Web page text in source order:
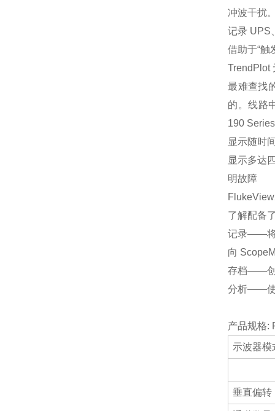
冲波干扰
记录 UPS
借助于“触
TrendPlot
最难查找
的。线路
190
显示随时
显示多达
明故障
了解配备
记录——将
向
存档——创
分析——使
产品规格:
示波器模
垂直偏转